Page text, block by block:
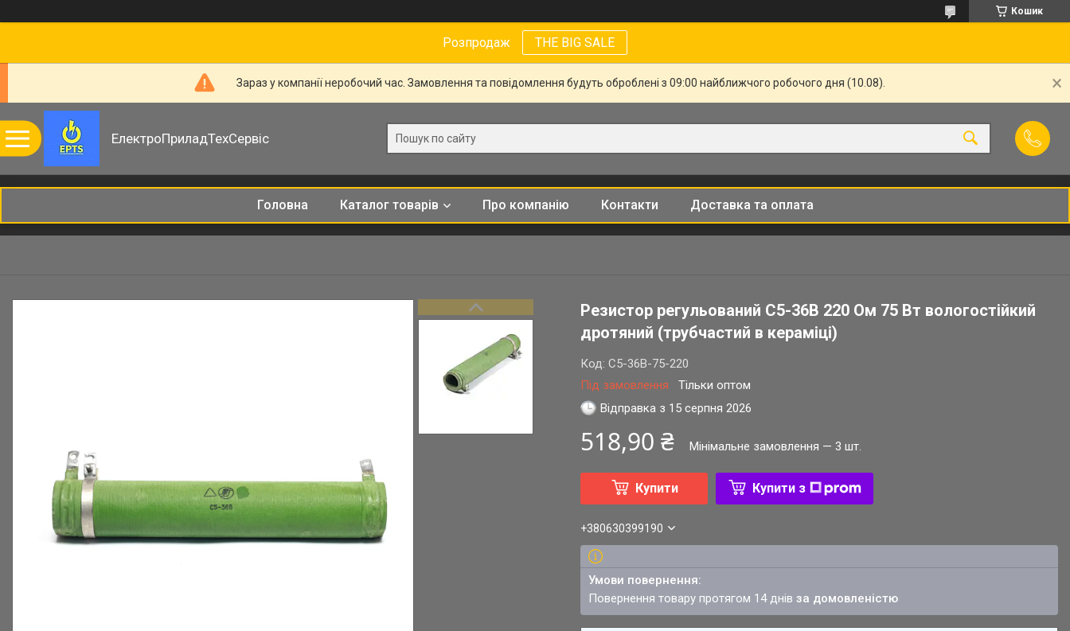
Кошик
Розпродаж THE BIG SALE
Зараз у компанії неробочий час. Замовлення та повідомлення будуть оброблені з 09:00 найближчого робочого дня (10.08).
ЕлектроПриладТехСервіс
Головна Каталог товарів Про компанію Контакти Доставка та оплата
Резистор регульований С5-36В 220 Ом 75 Вт вологостійкий
дротяний (трубчастий в кераміці)
Під замовлення Тільки оптом
Код:С5-36В-75-220
Відправка з 15 серпня 2026
518,90 ₴ Мінімальне замовлення — 3 шт.
Купити Купити з
+380630399190
повернення товару протягом 14 днівза домовленістю